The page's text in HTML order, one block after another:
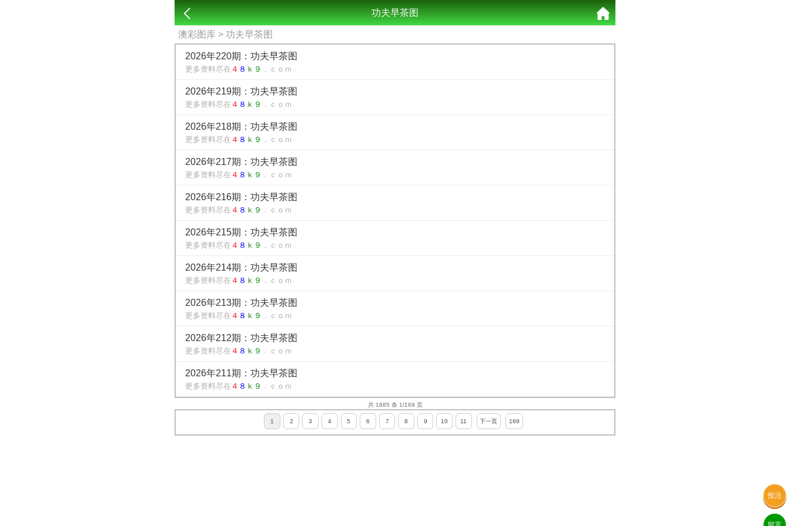
投注
功夫早茶图
澳彩图库 > 功夫早茶图
2026年220期：功夫早茶图
更多资料尽在 ４ ８ ｋ９ ．ｃｏｍ
2026年219期：功夫早茶图
更多资料尽在 ４ ８ ｋ９ ．ｃｏｍ
2026年218期：功夫早茶图
更多资料尽在 ４ ８ ｋ９ ．ｃｏｍ
2026年217期：功夫早茶图
更多资料尽在 ４ ８ ｋ９ ．ｃｏｍ
2026年216期：功夫早茶图
更多资料尽在 ４ ８ ｋ９ ．ｃｏｍ
2026年215期：功夫早茶图
更多资料尽在 ４ ８ ｋ９ ．ｃｏｍ
2026年214期：功夫早茶图
更多资料尽在 ４ ８ ｋ９ ．ｃｏｍ
2026年213期：功夫早茶图
更多资料尽在 ４ ８ ｋ９ ．ｃｏｍ
2026年212期：功夫早茶图
更多资料尽在 ４ ８ ｋ９ ．ｃｏｍ
2026年211期：功夫早茶图
更多资料尽在 ４ ８ ｋ９ ．ｃｏｍ
共 1685 条 1/169 页
1 2 3 4 5 6 7 8 9 10 11 下一页 169